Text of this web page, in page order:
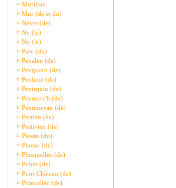
¤ Morillon
¤ Mur (de et du)
¤ Nevet (de)
¤ Ny (le)
¤ Ny (le)
¤ Parc (du)
¤ Penalen (de)
¤ Penguern (de)
¤ Penhoet (de)
¤ Penisquin (de)
¤ Penmarc'h (de)
¤ Penmorvan (de)
¤ Perrien (de)
¤ Pestivien (de)
¤ Plessis (du)
¤ Ploeuc (de)
¤ Plusquellec (de)
¤ Poher (de)
¤ Pont-Château (de)
¤ Pontcallec (de)